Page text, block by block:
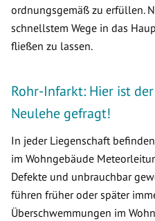
ordnungsgemäß zu erfüllen.
schnellstem Wege in das
fließen zu lassen.
Rohr-Infarkt: Hier ist
Neulehe gefragt!
In jeder Liegenschaft
im Wohngebäude
Defekte und unbrauchbar
führen früher oder später
Überschwemmungen im